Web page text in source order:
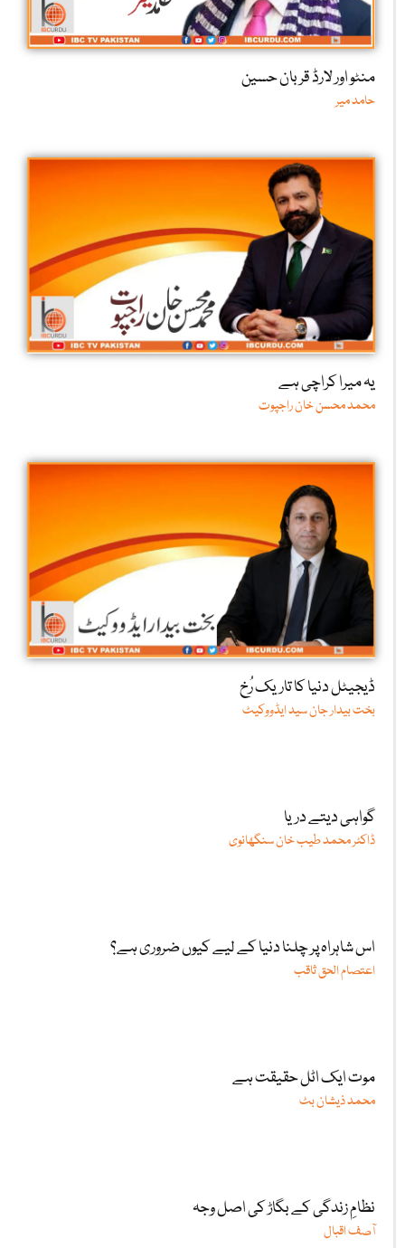
منٹو اور لارڈ قربان حسین
حامد میر
یہ میرا کراچی ہے
محمد محسن خان راجپوت
ڈیجیٹل دنیا کا تاریک رُخ
بخت بیدار جان سید ایڈووکیٹ
گواہی دیتے دریا
ڈاکٹر محمد طیب خان سنگھانوی
اس شاہراہ پر چلنا دنیا کے لیے کیوں ضروری ہے؟
اعتصام الحق ثاقب
موت ایک اٹل حقیقت ہے
محمد ذیشان بٹ
نظامِ زندگی کے بگاڑ کی اصل وجہ
آصف اقبال